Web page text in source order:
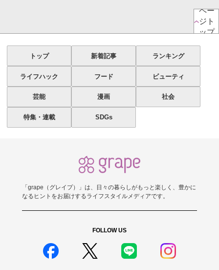
ペー
ジト
ップ
トップ 新着記事 ランキング
ライフハック フード ビューティ
芸能 漫画 社会
特集・連載 SDGs
「grape（グレイプ）」は、日々の暮らしがもっと楽しく、豊かに
なるヒントをお届けするライフスタイルメディアです。
FOLLOW US